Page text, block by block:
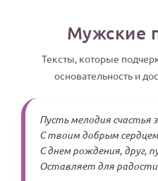
Мужские
Тексты, которые
основательность и
Пусть мелодия счастья
С твоим добрым
С днем рождения, друг,
Оставляет для